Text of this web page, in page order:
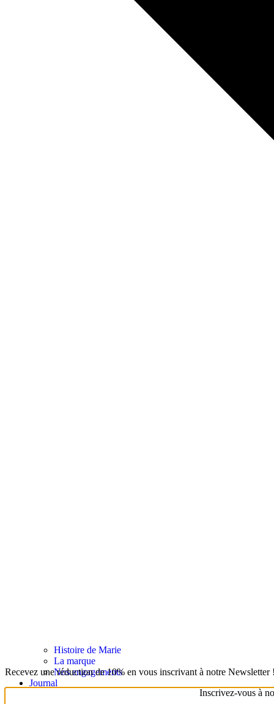
Histoire de Marie
La marque
Nos engagements
Journal
Recevez une réduction de 10% en vous inscrivant à notre Newsletter
Inscrivez-vous à